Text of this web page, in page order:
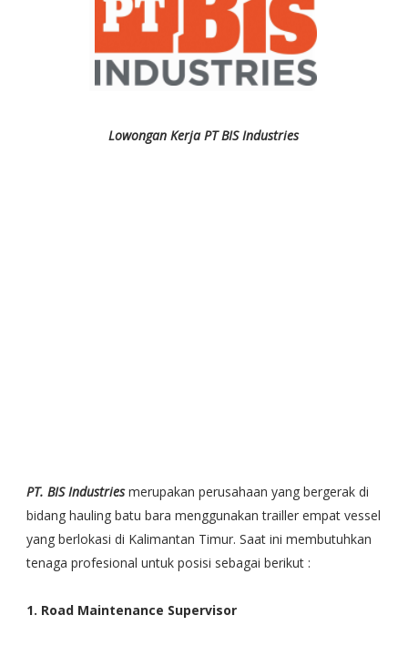
Lowongan Kerja PT BIS Industries
PT. BIS Industriesmerupakan perusahaan yang bergerak di
bidang hauling batu bara menggunakan trailler empat vessel
yang berlokasi di Kalimantan Timur. Saat ini membutuhkan
tenaga profesional untuk posisi sebagai berikut :
1. Road Maintenance Supervisor